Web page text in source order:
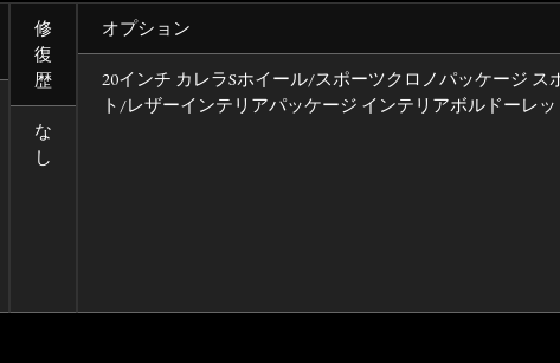
修
復
歴
な
し
オプション
20インチ カレラSホイール/スポーツクロノパッケージ ス
ト/レザーインテリアパッケージ インテリアボルドーレ